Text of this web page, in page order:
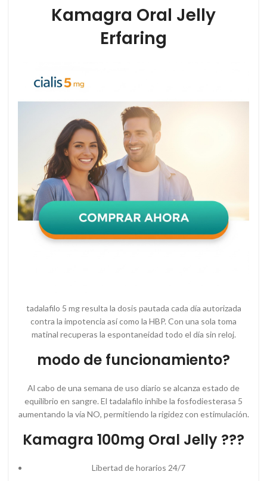
Kamagra Oral Jelly
Erfaring
tadalafilo 5 mg resulta la dosis pautada cada día autorizada
contra la impotencia así como la HBP. Con una sola toma
matinal recuperas la espontaneidad todo el día sin reloj.
modo de funcionamiento?
Al cabo de una semana de uso diario se alcanza estado de
equilibrio en sangre. El tadalafilo inhibe la fosfodiesterasa 5
aumentando la vía NO, permitiendo la rigidez con estimulación.
Kamagra 100mg Oral Jelly ???
Libertad de horarios 24/7